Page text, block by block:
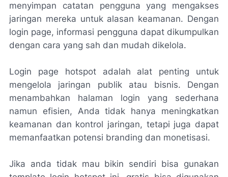
menyimpan catatan pengguna yang mengakses
jaringan mereka untuk alasan keamanan. Dengan
login page, informasi pengguna dapat dikumpulkan
dengan cara yang sah dan mudah dikelola.
Login page hotspot adalah alat penting untuk
mengelola jaringan publik atau bisnis. Dengan
menambahkan halaman login yang sederhana
namun efisien, Anda tidak hanya meningkatkan
keamanan dan kontrol jaringan, tetapi juga dapat
memanfaatkan potensi branding dan monetisasi.
Jika anda tidak mau bikin sendiri bisa gunakan